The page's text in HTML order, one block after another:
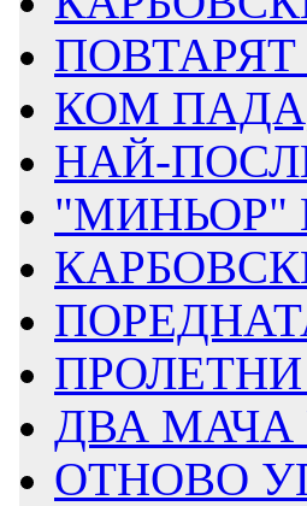
КОМ
НАЙ-
"МИНЬОР"
ДВА МАЧА
ОТНОВО